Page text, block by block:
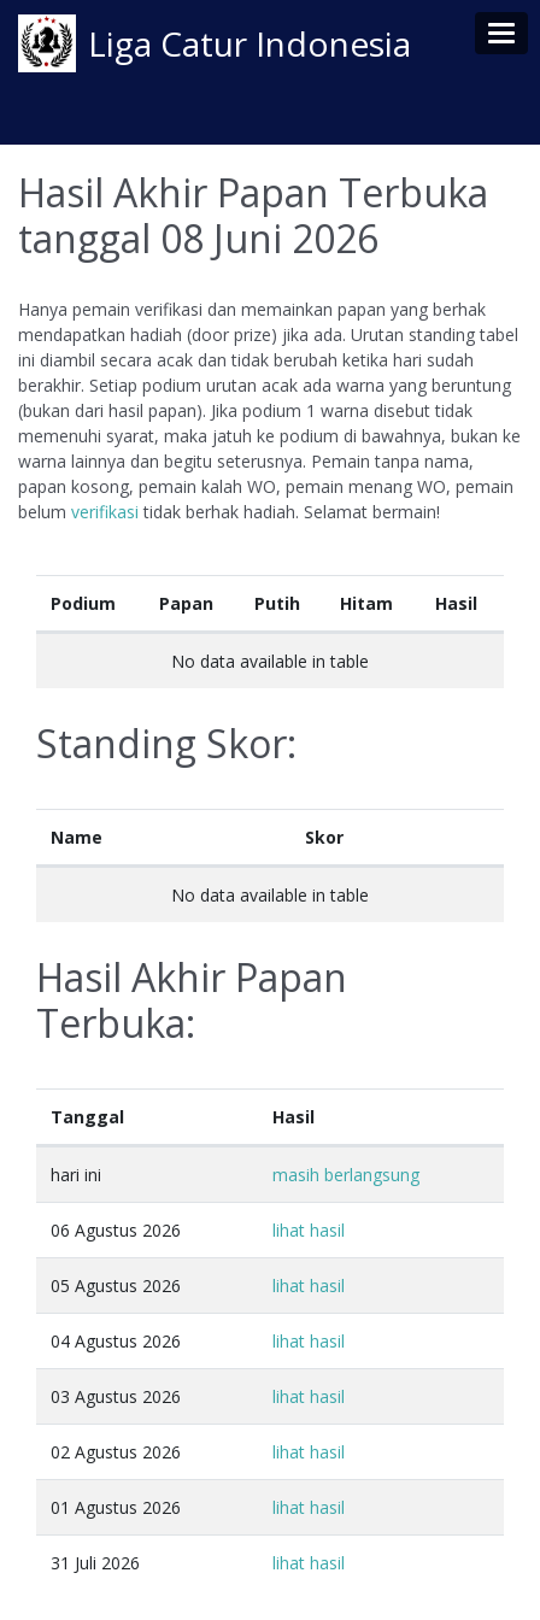
Liga Catur Indonesia
Hasil Akhir Papan Terbuka
tanggal 08 Juni 2026
Hanya pemain verifikasi dan memainkan papan yang berhak
mendapatkan hadiah (door prize) jika ada. Urutan standing tabel
ini diambil secara acak dan tidak berubah ketika hari sudah
berakhir. Setiap podium urutan acak ada warna yang beruntung
(bukan dari hasil papan). Jika podium 1 warna disebut tidak
memenuhi syarat, maka jatuh ke podium di bawahnya, bukan ke
warna lainnya dan begitu seterusnya. Pemain tanpa nama,
papan kosong, pemain kalah WO, pemain menang WO, pemain
belum verifikasi tidak berhak hadiah. Selamat bermain!
Podium Papan Putih Hitam Hasil
No data available in table
Standing Skor:
Name Skor
No data available in table
Hasil Akhir Papan
Terbuka:
Tanggal Hasil
hari ini masih berlangsung
06 Agustus 2026 lihat hasil
05 Agustus 2026 lihat hasil
04 Agustus 2026 lihat hasil
03 Agustus 2026 lihat hasil
02 Agustus 2026 lihat hasil
01 Agustus 2026 lihat hasil
31 Juli 2026 lihat hasil